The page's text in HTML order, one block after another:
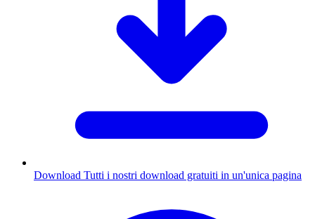
Download Tutti i nostri download gratuiti in un'unica pagina